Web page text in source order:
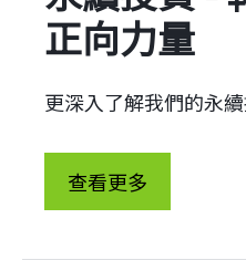
更深入了解我們的永